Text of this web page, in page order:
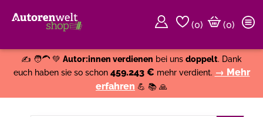
(0)
(0)
✍️ 🧑‍🦱 💚 Autor:innen verdienen bei uns doppelt. Dank
euch haben sie so schon 459.243 € mehr verdient. → Mehr
erfahren 💪 📚 🙏